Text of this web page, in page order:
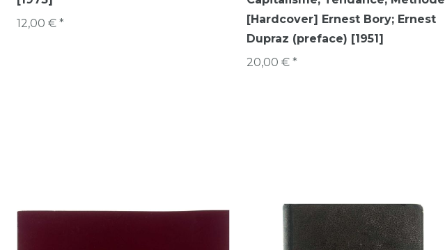
12,00 € *
[Hardcover] Ernest Bory; Ernest
Dupraz (preface) [1951]
20,00 € *